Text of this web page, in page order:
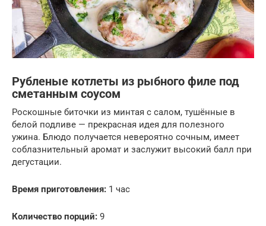
Рубленые котлеты из рыбного филе под
сметанным соусом
Роскошные биточки из минтая с салом, тушённые в
белой подливе — прекрасная идея для полезного
ужина. Блюдо получается невероятно сочным, имеет
соблазнительный аромат и заслужит высокий балл при
дегустации.
Время приготовления: 1 час
Количество порций: 9